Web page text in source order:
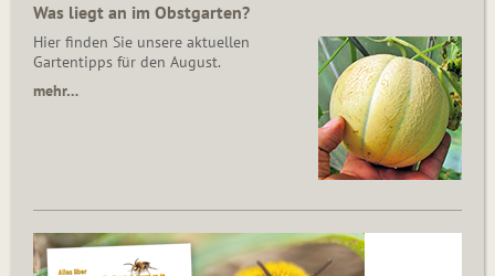
Was liegt an im Obstgarten?
Hier finden Sie unsere aktuellen
Gartentipps für den August.
mehr…